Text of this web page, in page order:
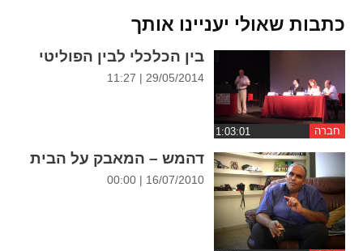
כתבות שאולי יעניינו אותך
חברה
בין הכלכלי לבין הפוליטי
29/05/2014 | 11:27
דהמש – המאבק על הבית
16/07/2010 | 00:00